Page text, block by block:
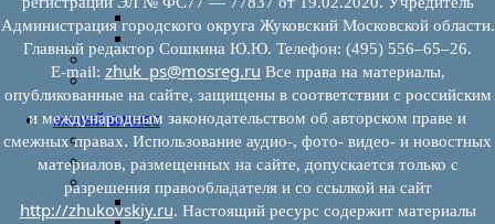
Программа профилактики
Доклады муниципального лесного контроля
Муниципальный контроль за ЕТО
Муниципальный контроль в сфере
благоустройства
МАЛЫЙ БИЗНЕС
Прием предпринимателей
Новости МСП
Поддержка МСП
Поддержка МСП
Администрация городского округа Жуковский Московской области.
Главный редактор Сошкина Ю.Ю. Телефон: (495) 556–65–26.
E‑mail: zhuk_ps@mosreg.ru Все права на материалы,
опубликованные на сайте, защищены в соответствии с российским
и международным законодательством об авторском праве и
смежных правах. Использование аудио-, фото- видео- и новостных
материалов, размещенных на сайте, допускается только с
разрешения правообладателя и со ссылкой на сайт
http://zhukovskiy.ru. Настоящий ресурс содержит материалы